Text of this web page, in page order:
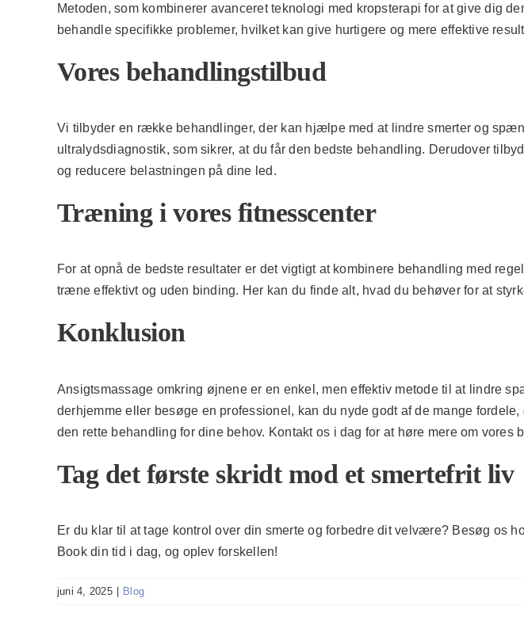
Metoden, som kombinerer avanceret teknologi med kropsterapi for at give dig
behandle specifikke problemer, hvilket kan give hurtigere og mere effektive
Vores behandlingstilbud
Vi tilbyder en række behandlinger, der kan hjælpe med at lindre smerter og
ultralydsdiagnostik, som sikrer, at du får den bedste behandling. Derudover
og reducere belastningen på dine led.
Træning i vores fitnesscenter
For at opnå de bedste resultater er det vigtigt at kombinere behandling med
træne effektivt og uden binding. Her kan du finde alt, hvad du behøver for at
Konklusion
Ansigtsmassage omkring øjnene er en enkel, men effektiv metode til at lindre
derhjemme eller besøge en professionel, kan du nyde godt af de mange
den rette behandling for dine behov. Kontakt os i dag for at høre mere om
Tag det første skridt mod et smertefrit liv
Er du klar til at tage kontrol over din smerte og forbedre dit velvære? Besøg os
Book din tid i dag, og oplev forskellen!
juni 4, 2025 Blog